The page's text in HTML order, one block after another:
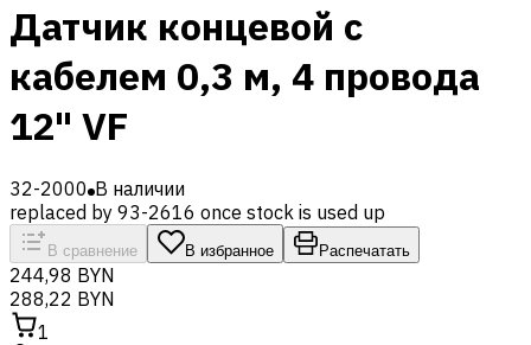
Датчик концевой с
кабелем 0,3 м, 4 провода
12" VF
32-2000 В наличии
replaced by 93-2616 once stock is used up
В сравнение В избранное Распечатать
244,98 BYN
288,22 BYN
1